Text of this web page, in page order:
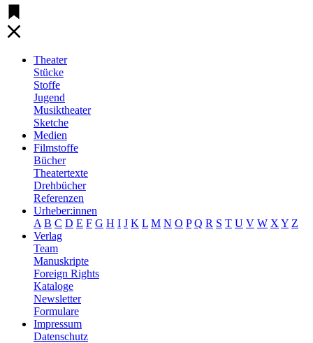
Theater
Stücke
Stoffe
Jugend
Musiktheater
Sketche
Medien
Filmstoffe
Bücher
Theatertexte
Drehbücher
Referenzen
Urheber:innen
A B C D E F G H I J K L M N O P Q R S T U V W X Y Z
Verlag
Team
Manuskripte
Foreign Rights
Kataloge
Newsletter
Formulare
Impressum
Datenschutz